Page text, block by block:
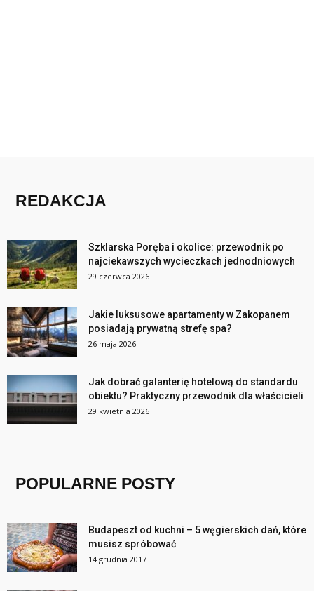
REDAKCJA
Szklarska Poręba i okolice: przewodnik po
najciekawszych wycieczkach jednodniowych
29 czerwca 2026
Jakie luksusowe apartamenty w Zakopanem
posiadają prywatną strefę spa?
26 maja 2026
Jak dobrać galanterię hotelową do standardu
obiektu? Praktyczny przewodnik dla właścicieli
29 kwietnia 2026
POPULARNE POSTY
Budapeszt od kuchni – 5 węgierskich dań, które
musisz spróbować
14 grudnia 2017